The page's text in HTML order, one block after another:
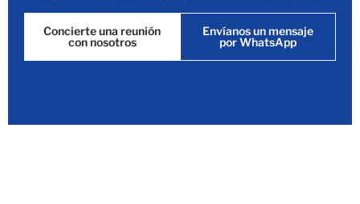
Concierte una reunión
con nosotros
Envíanos un mensaje
por WhatsApp